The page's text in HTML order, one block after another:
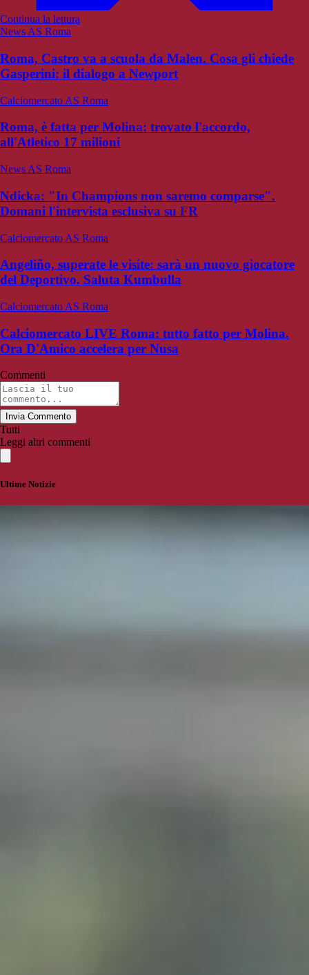
Continua la lettura
News AS Roma
Roma, Castro va a scuola da Malen. Cosa gli chiede
Gasperini: il dialogo a Newport
Calciomercato AS Roma
Roma, è fatta per Molina: trovato l'accordo,
all'Atletico 17 milioni
News AS Roma
Ndicka: "In Champions non saremo comparse".
Domani l'intervista esclusiva su FR
Calciomercato AS Roma
Angeliño, superate le visite: sarà un nuovo giocatore
del Deportivo. Saluta Kumbulla
Calciomercato AS Roma
Calciomercato LIVE Roma: tutto fatto per Molina.
Ora D'Amico accelera per Nusa
Commenti
Invia Commento
Tutti
Leggi altri commenti
Ultime Notizie